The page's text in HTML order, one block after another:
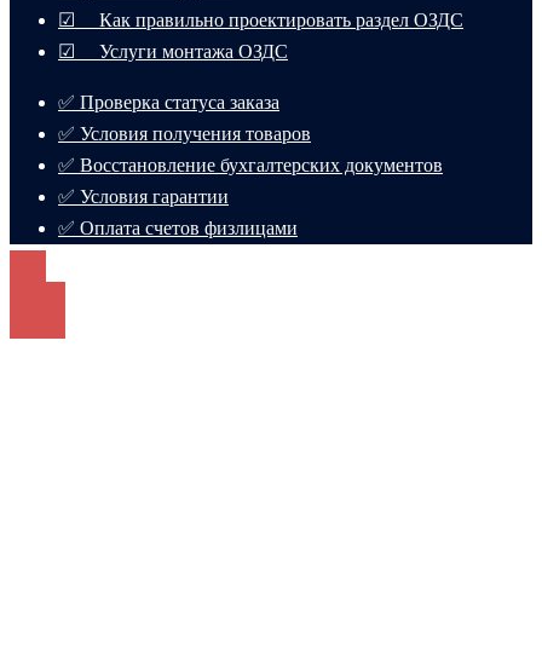
☑ Как правильно проектировать раздел ОЗДС
☑ Услуги монтажа ОЗДС
✅ Проверка статуса заказа
✅ Условия получения товаров
✅ Восстановление бухгалтерских документов
✅ Условия гарантии
✅ Оплата счетов физлицами